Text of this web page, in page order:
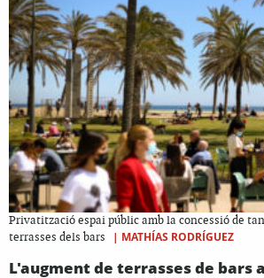
Privatització espai públic amb la concessió de
terrasses dels bars
| MATHÍAS RODRÍGUEZ
L'augment de terrasses de bars